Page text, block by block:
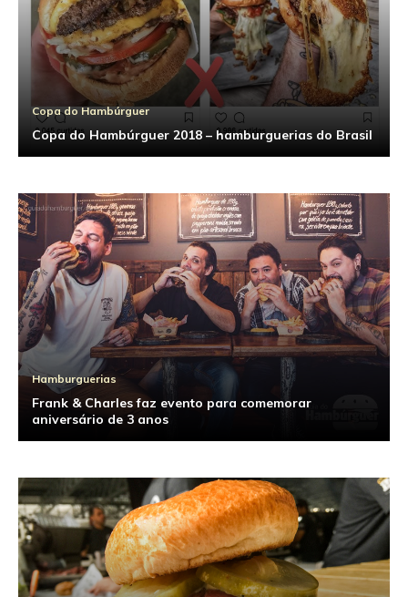
Copa do Hambúrguer
Copa do Hambúrguer 2018 – hamburguerias do Brasil
Hamburguerias
Frank & Charles faz evento para comemorar
aniversário de 3 anos